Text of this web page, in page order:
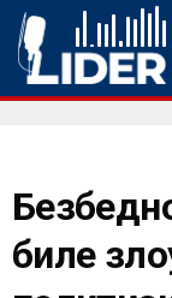
биле